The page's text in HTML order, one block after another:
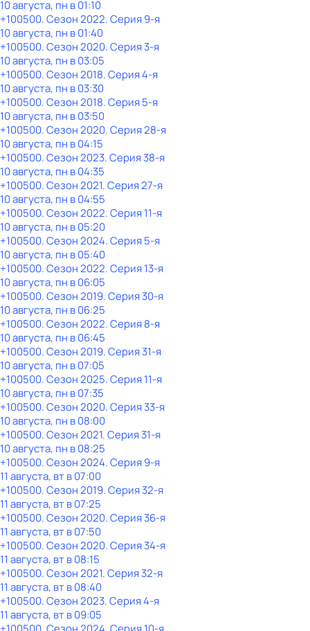
10 августа, пн в 01:10
+100500. Сезон 2022. Серия 9-я
10 августа, пн в 01:40
+100500. Сезон 2020. Серия 3-я
10 августа, пн в 03:05
+100500. Сезон 2018. Серия 4-я
10 августа, пн в 03:30
+100500. Сезон 2018. Серия 5-я
10 августа, пн в 03:50
+100500. Сезон 2020. Серия 28-я
10 августа, пн в 04:15
+100500. Сезон 2023. Серия 38-я
10 августа, пн в 04:35
+100500. Сезон 2021. Серия 27-я
10 августа, пн в 04:55
+100500. Сезон 2022. Серия 11-я
10 августа, пн в 05:20
+100500. Сезон 2024. Серия 5-я
10 августа, пн в 05:40
+100500. Сезон 2022. Серия 13-я
10 августа, пн в 06:05
+100500. Сезон 2019. Серия 30-я
10 августа, пн в 06:25
+100500. Сезон 2022. Серия 8-я
10 августа, пн в 06:45
+100500. Сезон 2019. Серия 31-я
10 августа, пн в 07:05
+100500. Сезон 2025. Серия 11-я
10 августа, пн в 07:35
+100500. Сезон 2020. Серия 33-я
10 августа, пн в 08:00
+100500. Сезон 2021. Серия 31-я
10 августа, пн в 08:25
+100500. Сезон 2024. Серия 9-я
11 августа, вт в 07:00
+100500. Сезон 2019. Серия 32-я
11 августа, вт в 07:25
+100500. Сезон 2020. Серия 36-я
11 августа, вт в 07:50
+100500. Сезон 2020. Серия 34-я
11 августа, вт в 08:15
+100500. Сезон 2021. Серия 32-я
11 августа, вт в 08:40
+100500. Сезон 2023. Серия 4-я
11 августа, вт в 09:05